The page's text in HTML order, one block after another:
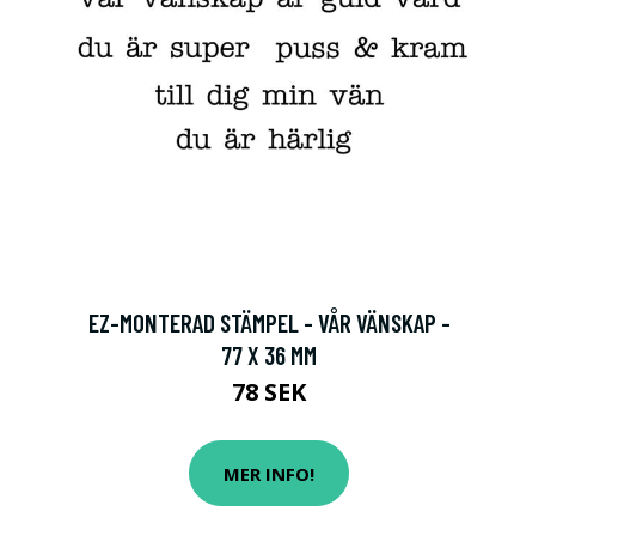
EZ-MONTERAD STÄMPEL - VÅR VÄNSKAP -
77 X 36 MM
78 SEK
MER INFO!